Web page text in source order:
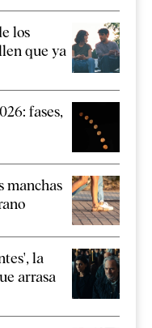
los
que ya
fases,
manchas
la
arrasa